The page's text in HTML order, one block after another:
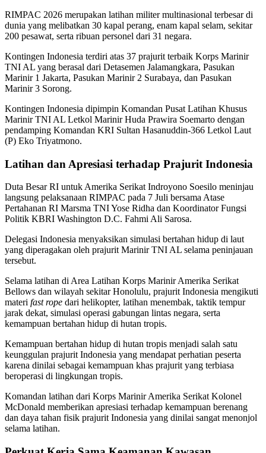
RIMPAC 2026 merupakan latihan militer multinasional terbesar di
dunia yang melibatkan 30 kapal perang, enam kapal selam, sekitar
200 pesawat, serta ribuan personel dari 31 negara.
Kontingen Indonesia terdiri atas 37 prajurit terbaik Korps Marinir
TNI AL yang berasal dari Detasemen Jalamangkara, Pasukan
Marinir 1 Jakarta, Pasukan Marinir 2 Surabaya, dan Pasukan
Marinir 3 Sorong.
Kontingen Indonesia dipimpin Komandan Pusat Latihan Khusus
Marinir TNI AL Letkol Marinir Huda Prawira Soemarto dengan
pendamping Komandan KRI Sultan Hasanuddin-366 Letkol Laut
(P) Eko Triyatmono.
Latihan dan Apresiasi terhadap Prajurit Indonesia
Duta Besar RI untuk Amerika Serikat Indroyono Soesilo meninjau
langsung pelaksanaan RIMPAC pada 7 Juli bersama Atase
Pertahanan RI Marsma TNI Yose Ridha dan Koordinator Fungsi
Politik KBRI Washington D.C. Fahmi Ali Sarosa.
Delegasi Indonesia menyaksikan simulasi bertahan hidup di laut
yang diperagakan oleh prajurit Marinir TNI AL selama peninjauan
tersebut.
Selama latihan di Area Latihan Korps Marinir Amerika Serikat
Bellows dan wilayah sekitar Honolulu, prajurit Indonesia mengikuti
materi fast rope dari helikopter, latihan menembak, taktik tempur
jarak dekat, simulasi operasi gabungan lintas negara, serta
kemampuan bertahan hidup di hutan tropis.
Kemampuan bertahan hidup di hutan tropis menjadi salah satu
keunggulan prajurit Indonesia yang mendapat perhatian peserta
karena dinilai sebagai kemampuan khas prajurit yang terbiasa
beroperasi di lingkungan tropis.
Komandan latihan dari Korps Marinir Amerika Serikat Kolonel
McDonald memberikan apresiasi terhadap kemampuan berenang
dan daya tahan fisik prajurit Indonesia yang dinilai sangat menonjol
selama latihan.